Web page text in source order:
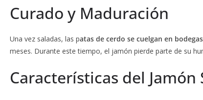
Curado y Maduración
Una vez saladas, las patas de cerdo se cuelgan en
meses. Durante este tiempo, el jamón pierde parte de su
Características del Jamón